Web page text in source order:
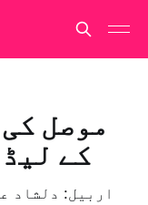
موصل
کے
اربيل: دلشاد